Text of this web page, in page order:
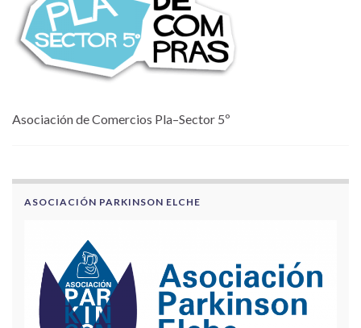
Asociación de Comercios Pla–Sector 5º
ASOCIACIÓN PARKINSON ELCHE